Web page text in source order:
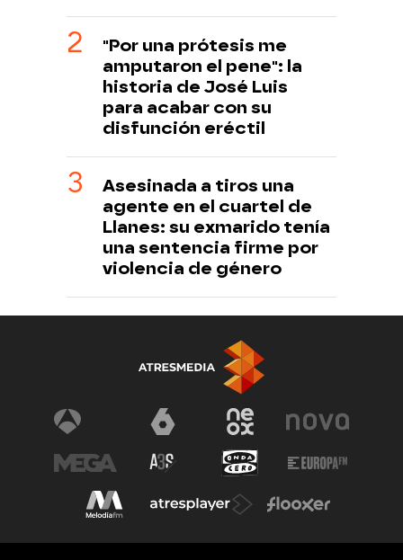
"Por una prótesis me
amputaron el pene": la
historia de José Luis
para acabar con su
disfunción eréctil
Asesinada a tiros una
agente en el cuartel de
Llanes: su exmarido tenía
una sentencia firme por
violencia de género